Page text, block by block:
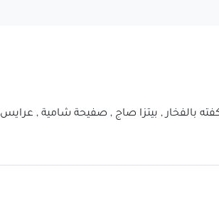
بالفخار , بيتزا صاج , صفيحة شامية , عرايس